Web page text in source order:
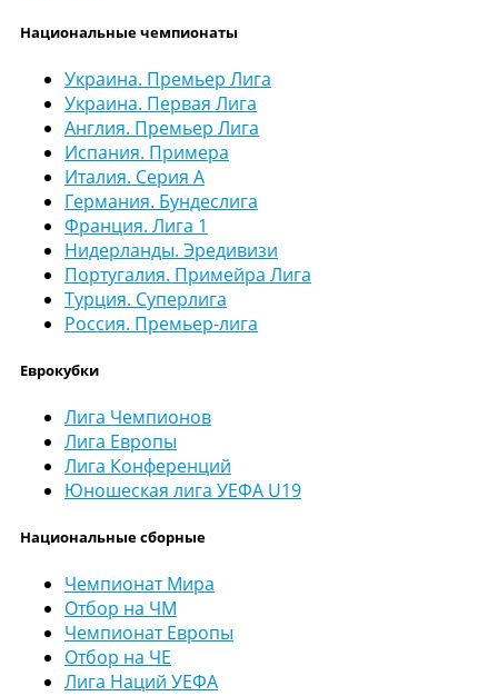
Национальные чемпионаты
Украина. Премьер Лига
Украина. Первая Лига
Англия. Премьер Лига
Испания. Примера
Италия. Серия А
Германия. Бундеслига
Франция. Лига 1
Нидерланды. Эредивизи
Португалия. Примейра Лига
Турция. Суперлига
Россия. Премьер-лига
Еврокубки
Лига Чемпионов
Лига Европы
Лига Конференций
Юношеская лига УЕФА U19
Национальные сборные
Чемпионат Мира
Отбор на ЧМ
Чемпионат Европы
Отбор на ЧЕ
Лига Наций УЕФА